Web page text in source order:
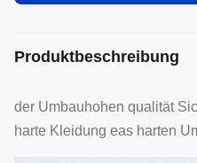
Produktbeschreibung
der Umbauhohen qualität
harte Kleidung eas harten